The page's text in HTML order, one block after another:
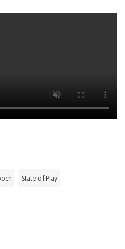
State of Play